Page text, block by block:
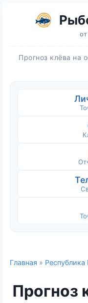
от
Прогноз клёва на
Главная »
Прогноз